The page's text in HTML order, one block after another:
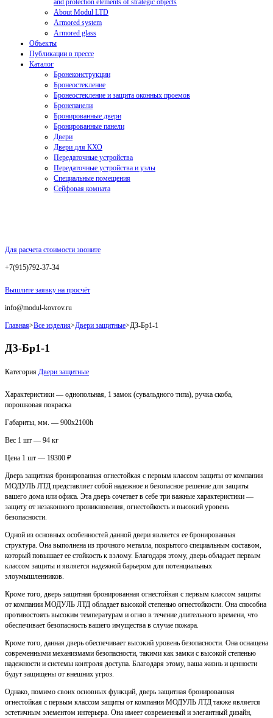
and protection elements of strategic objects
About Modul LTD
Armored system
Armored glass
Объекты
Публикации в прессе
Каталог
Бронеконструкции
Бронеостекление
Бронеостекление и защита оконных проемов
Бронепанели
Бронированные двери
Бронированные панели
Двери
Двери для КХО
Передаточные устройства
Передаточные устройства и узлы
Специальные помещения
Сейфовая комната
Для расчета стоимости звоните
+7(915)792-37-34
Вышлите заявку на просчёт
info@modul-kovrov.ru
Главная>Все изделия>Двери защитные>ДЗ-Бр1-1
ДЗ-Бр1-1
Категория Двери защитные
Характеристики — однопольная, 1 замок (сувальдного типа), ручка скоба,
порошковая покраска
Габариты, мм. — 900х2100h
Вес 1 шт — 94 кг
Цена 1 шт — 19300 ₽
Дверь защитная бронированная огнестойкая с первым классом защиты от компании
МОДУЛЬ ЛТД представляет собой надежное и безопасное решение для защиты
вашего дома или офиса. Эта дверь сочетает в себе три важные характеристики —
защиту от незаконного проникновения, огнестойкость и высокий уровень
безопасности.
Одной из основных особенностей данной двери является ее бронированная
структура. Она выполнена из прочного металла, покрытого специальным составом,
который повышает ее стойкость к взлому. Благодаря этому, дверь обладает первым
классом защиты и является надежной барьером для потенциальных
злоумышленников.
Кроме того, дверь защитная бронированная огнестойкая с первым классом защиты
от компании МОДУЛЬ ЛТД обладает высокой степенью огнестойкости. Она способна
противостоять высоким температурам и огню в течение длительного времени, что
обеспечивает безопасность вашего имущества в случае пожара.
Кроме того, данная дверь обеспечивает высокий уровень безопасности. Она оснащена
современными механизмами безопасности, такими как замки с высокой степенью
надежности и системы контроля доступа. Благодаря этому, ваша жизнь и ценности
будут защищены от внешних угроз.
Однако, помимо своих основных функций, дверь защитная бронированная
огнестойкая с первым классом защиты от компании МОДУЛЬ ЛТД также является
эстетичным элементом интерьера. Она имеет современный и элегантный дизайн,